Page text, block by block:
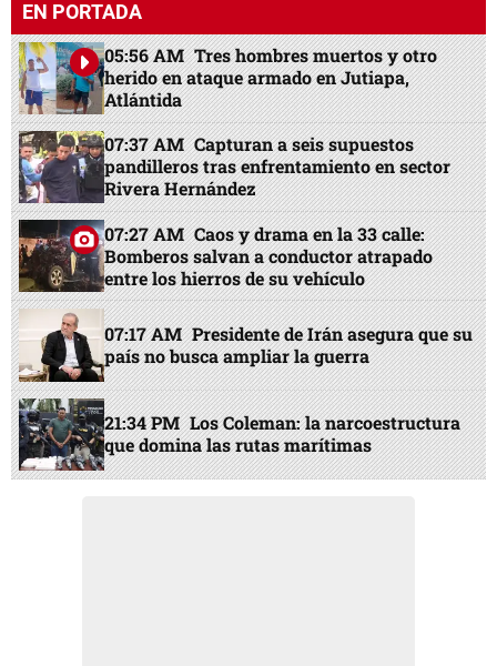
EN PORTADA
05:56 AM Tres hombres muertos y otro
herido en ataque armado en Jutiapa,
Atlántida
07:37 AM Capturan a seis supuestos
pandilleros tras enfrentamiento en sector
Rivera Hernández
07:27 AM Caos y drama en la 33 calle:
Bomberos salvan a conductor atrapado
entre los hierros de su vehículo
07:17 AM Presidente de Irán asegura que su
país no busca ampliar la guerra
21:34 PM Los Coleman: la narcoestructura
que domina las rutas marítimas